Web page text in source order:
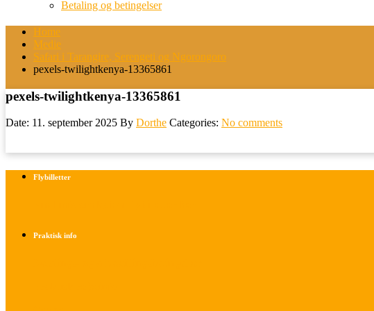
Betaling og betingelser
Home
Medie
Safari i Tarangire, Serengeti og Ngorongoro
pexels-twilightkenya-13365861
pexels-twilightkenya-13365861
Date: 11. september 2025 By Dorthe Categories: No comments
Flybilletter
Praktisk info